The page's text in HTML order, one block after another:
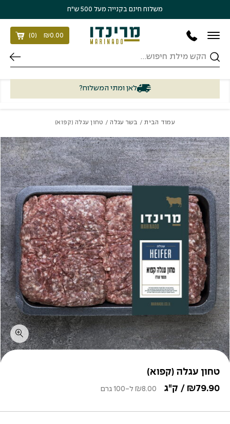
משלוח חינם בקנייה מעל 500 ש״ח
חיפוש
₪0.00
(
0
)
לאן ומתי המשלוח?
עמוד הבית/ בשר עגלה/ טחון עגלה (קפוא)
טחון עגלה (קפוא)
₪79.90 / ק"ג ₪8.00 ל-100 גרם
כמות טחון עגלה (קפוא)